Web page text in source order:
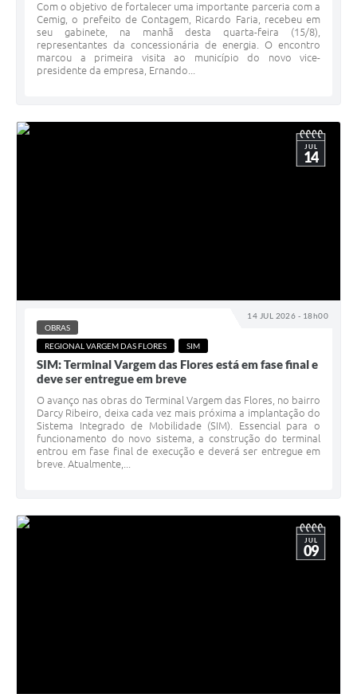
Com o objetivo de fortalecer uma importante parceria com a
Cemig, o prefeito de Contagem, Ricardo Faria, recebeu em
seu gabinete, na manhã desta quarta-feira (15/8),
representantes da concessionária de energia. O encontro
marcou a primeira visita ao município do novo vice-
presidente da empresa, Ernando...
14 JUL 2026 - 18h00
JUL
14
OBRAS
REGIONAL VARGEM DAS FLORES
SIM
SIM: Terminal Vargem das Flores está em fase final e
deve ser entregue em breve
O avanço nas obras do Terminal Vargem das Flores, no bairro
Darcy Ribeiro, deixa cada vez mais próxima a implantação do
Sistema Integrado de Mobilidade (SIM). Essencial para o
funcionamento do novo sistema, a construção do terminal
entrou em fase final de execução e deverá ser entregue em
breve. Atualmente,...
JUL
09